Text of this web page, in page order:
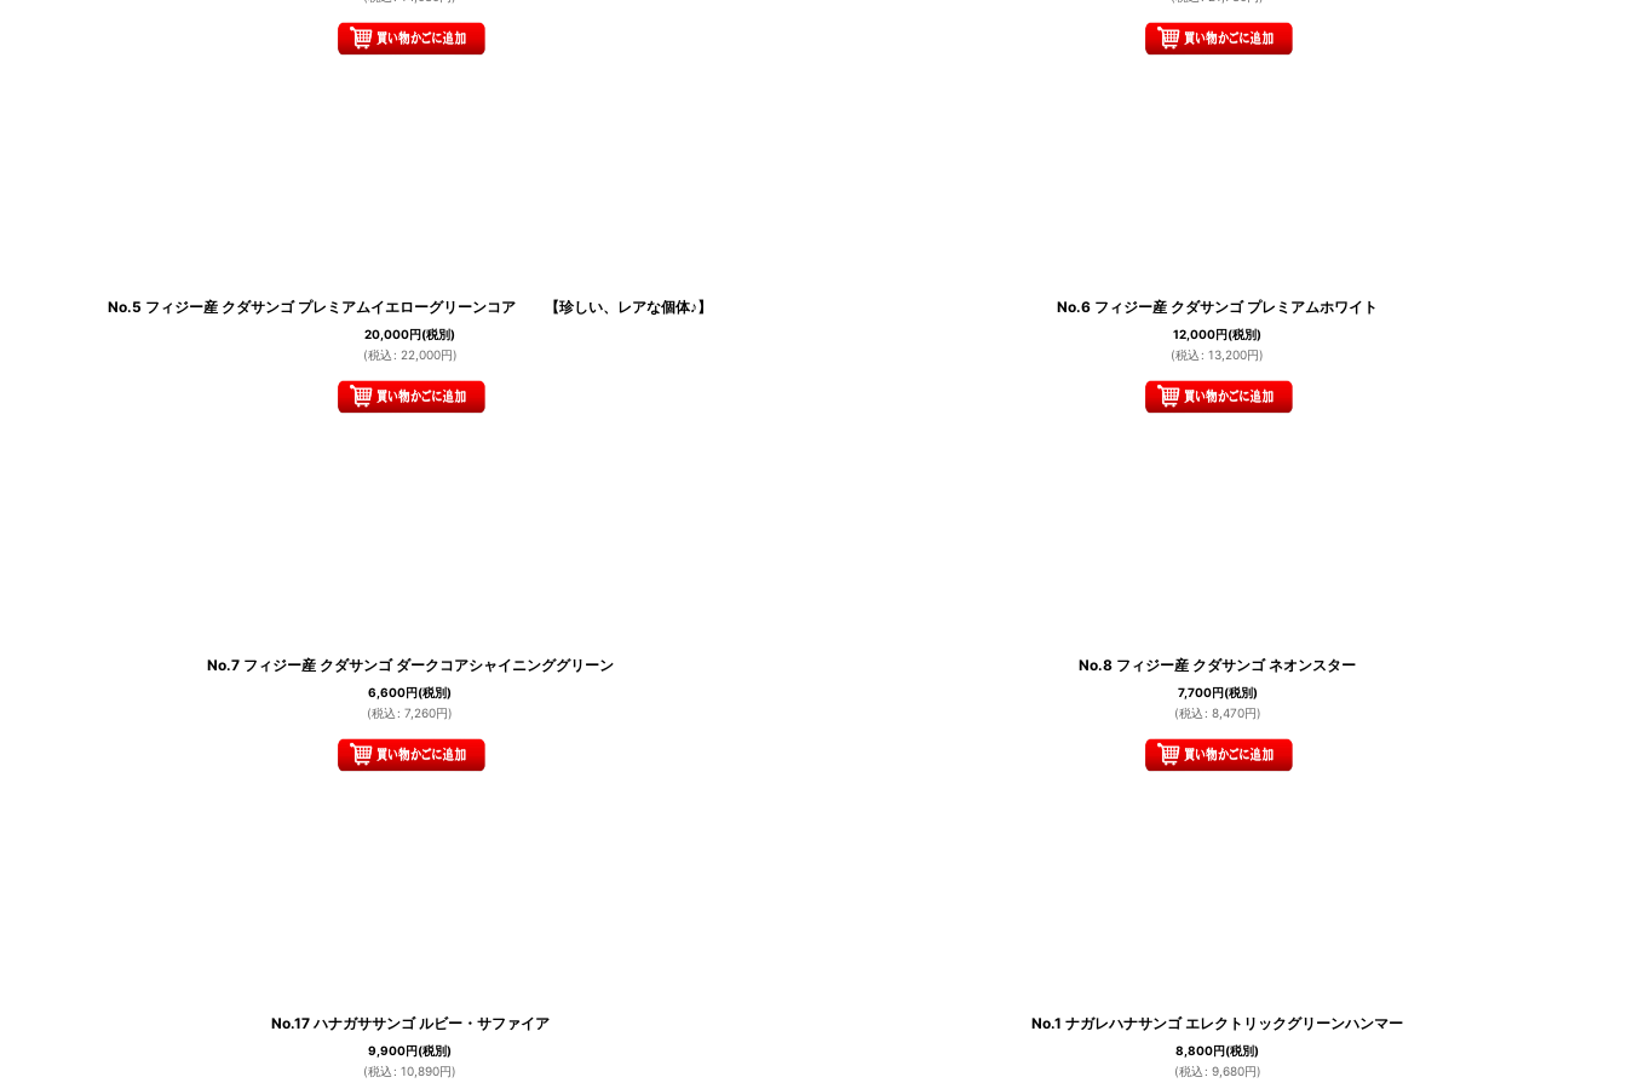
No.5 フィジー産 クダサンゴ プレミアムイエローグリーンコア 【珍しい、レアな個体♪】
20,000円(税別)
(税込 : 22,000円)
No.6 フィジー産 クダサンゴ プレミアムホワイト
12,000円(税別)
(税込 : 13,200円)
No.7 フィジー産 クダサンゴ ダークコアシャイニンググリーン
6,600円(税別)
(税込 : 7,260円)
No.8 フィジー産 クダサンゴ ネオンスター
7,700円(税別)
(税込 : 8,470円)
No.17 ハナガササンゴ ルビー・サファイア
9,900円(税別)
(税込 : 10,890円)
No.1 ナガレハナサンゴ エレクトリックグリーンハンマー
8,800円(税別)
(税込 : 9,680円)